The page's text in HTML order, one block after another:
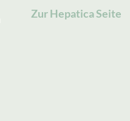
Zur Hepatica Seite